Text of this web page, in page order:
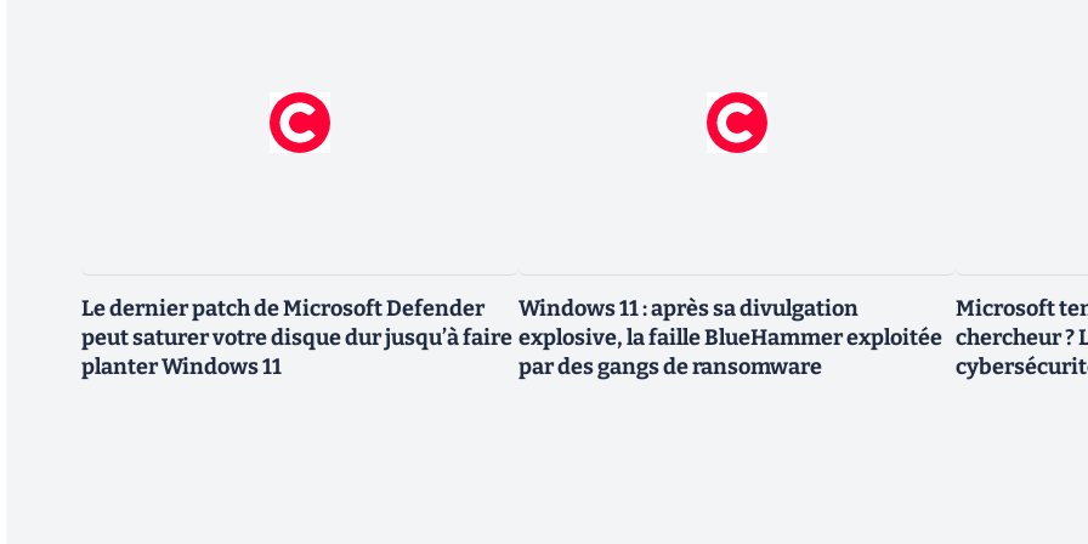
Le dernier patch de Microsoft Defender
peut saturer votre disque dur jusqu’à faire
planter Windows 11
Windows 11 : après sa divulgation
explosive, la faille BlueHammer exploitée
par des gangs de ransomware
Microsoft
chercheur ?